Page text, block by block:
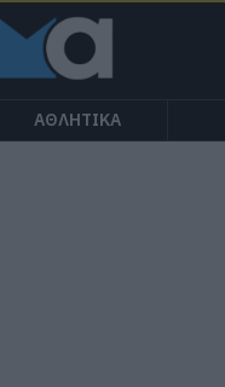
ΑΘΛΗΤΙΚΑ